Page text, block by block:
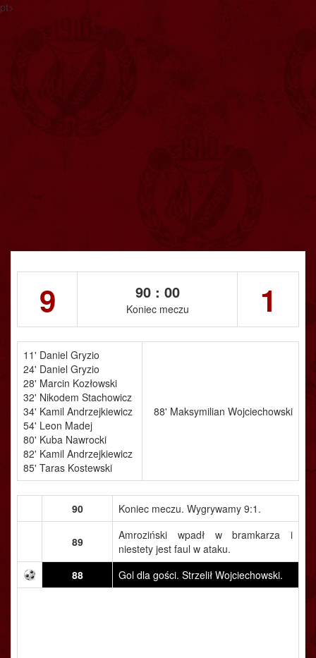
pt>
9 90 : 00
Koniec meczu 1
11' Daniel Gryzio
24' Daniel Gryzio
28' Marcin Kozłowski
32' Nikodem Stachowicz
34' Kamil Andrzejkiewicz
54' Leon Madej
80' Kuba Nawrocki
82' Kamil Andrzejkiewicz
85' Taras Kostewski
88' Maksymilian Wojciechowski
90 Koniec meczu. Wygrywamy 9:1.
89
Amroziński wpadł w bramkarza i
niestety jest faul w ataku.
88
Gol dla gości. Strzelił Wojciechowski.